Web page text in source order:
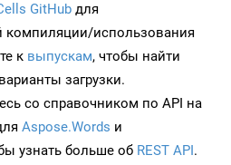
GitHub для
компиляции/использования
к выпускам, чтобы найти
загрузки.
со справочником по API на
Aspose.Words и
узнать больше об REST API.